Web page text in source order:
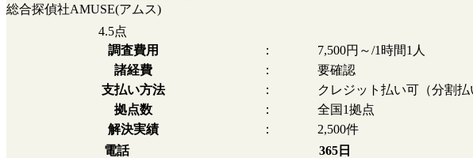
総合探偵社AMUSE(アムス)
4.5点
調査費用
：
7,500円～/1時間1人
諸経費
：
要確認
支払い方法
：
クレジット払い可（分割払
拠点数
：
全国1拠点
解決実績
：
2,500件
電話
365日